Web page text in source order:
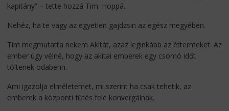
kapitány” – tette hozzá Tim. Hoppá.
Nehéz, ha te vagy az egyetlen gajdzsin az egész megyében.
Tim megmutatta nekem Akitát, azaz leginkább az éttermeket. Az
ember úgy vélné, hogy az akitai emberek egy csomó időt
töltenek odabenn.
Ami igazolja elméletemet, mi szerint ha csak tehetik, az
emberek a központi fűtés felé konvergálnak.